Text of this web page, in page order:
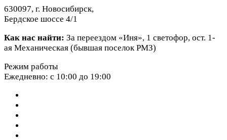
630097, г. Новосибирск,
Бердское шоссе 4/1
Как нас найти: За переездом «Иня», 1 светофор, ост. 1-
ая Механическая (бывшая поселок РМЗ)
Режим работы
Ежедневно: с 10:00 до 19:00